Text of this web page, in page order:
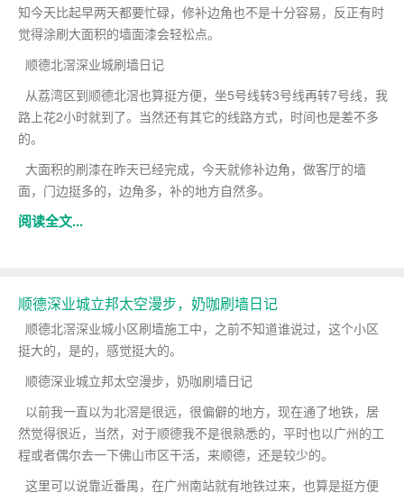
知今天比起早两天都要忙碌，修补边角也不是十分容易，反正有时
觉得涂刷大面积的墙面漆会轻松点。
顺德北滘深业城刷墙日记
从荔湾区到顺德北滘也算挺方便，坐5号线转3号线再转7号线，我
路上花2小时就到了。当然还有其它的线路方式，时间也是差不多
的。
大面积的刷漆在昨天已经完成，今天就修补边角，做客厅的墙
面，门边挺多的，边角多，补的地方自然多。
阅读全文...
顺德深业城立邦太空漫步，奶咖刷墙日记
顺德北滘深业城小区刷墙施工中，之前不知道谁说过，这个小区
挺大的，是的，感觉挺大的。
顺德深业城立邦太空漫步，奶咖刷墙日记
以前我一直以为北滘是很远，很偏僻的地方，现在通了地铁，居
然觉得很近，当然，对于顺德我不是很熟悉的，平时也以广州的工
程或者偶尔去一下佛山市区干活，来顺德，还是较少的。
这里可以说靠近番禺，在广州南站就有地铁过来，也算是挺方便